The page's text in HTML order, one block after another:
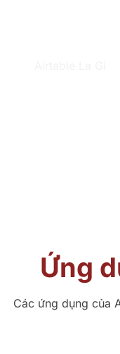
Ứng
Các ứng dụng của